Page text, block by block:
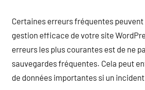
Certaines erreurs fréquentes
gestion efficace de votre site
erreurs les plus courantes est de ne
sauvegardes fréquentes. Cela peut
de données importantes si un